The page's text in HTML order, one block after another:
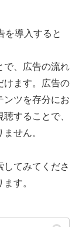
を導入すると
で、広告の流れ
けます。広告の
ンツを存分にお
することで、
せん。
てみてくださ
かります。